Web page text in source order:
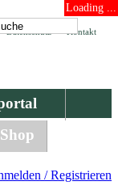
Loading ...
Kontakt
Datenschutz
/ Registrieren